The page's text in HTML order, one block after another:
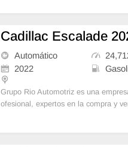
Cadillac Escalade
Automático
2022
Grupo Rio Automotriz es una
ofesional, expertos en la compra y